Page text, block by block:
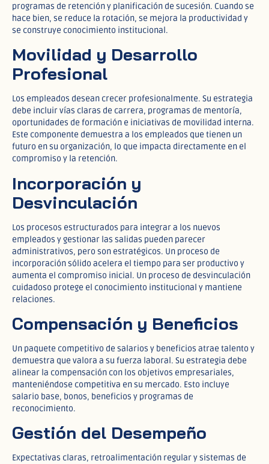
programas de retención y planificación de sucesión. Cuando se
hace bien, se reduce la rotación, se mejora la productividad y
se construye conocimiento institucional.
Movilidad y Desarrollo
Profesional
Los empleados desean crecer profesionalmente. Su estrategia
debe incluir vías claras de carrera, programas de mentoría,
oportunidades de formación e iniciativas de movilidad interna.
Este componente demuestra a los empleados que tienen un
futuro en su organización, lo que impacta directamente en el
compromiso y la retención.
Incorporación y
Desvinculación
Los procesos estructurados para integrar a los nuevos
empleados y gestionar las salidas pueden parecer
administrativos, pero son estratégicos. Un proceso de
incorporación sólido acelera el tiempo para ser productivo y
aumenta el compromiso inicial. Un proceso de desvinculación
cuidadoso protege el conocimiento institucional y mantiene
relaciones.
Compensación y Beneficios
Un paquete competitivo de salarios y beneficios atrae talento y
demuestra que valora a su fuerza laboral. Su estrategia debe
alinear la compensación con los objetivos empresariales,
manteniéndose competitiva en su mercado. Esto incluye
salario base, bonos, beneficios y programas de
reconocimiento.
Gestión del Desempeño
Expectativas claras, retroalimentación regular y sistemas de